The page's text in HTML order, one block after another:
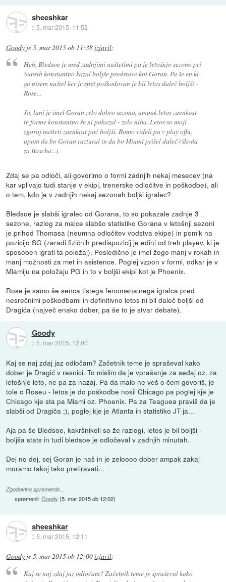
sheeshkar
::5. mar 2015, 11:52
Goody je5. mar 2015 ob 11:38izjavil:
Heh, Bledsoe je med zadnjimi naštetimi pa je letošnjo sezono pri
Sunsih konstantno kazal boljše predstave kot Goran. Pa še en ki
ga nisem naštel ker je spet poškodovan je bil letos daleč boljši -
Rose...
Ja, lani je imel Goran zelo dobro sezono, ampak letos zaenkrat
te forme konstantno še ni pokazal - zelo niha. Letos so moji
zgoraj našteti zaenkrat pač boljši. Bomo videli pa v play offu,
upam da bo Goran raztural in da bo Miami prišel daleč (škoda
za Boscha...).
Zdaj se pa odloči, ali govorimo o formi zadnjih nekaj mesecev (na
kar vplivajo tudi stanje v ekipi, trenerske odločitve in poškodbe), ali
o tem, kdo je v zadnjih nekaj sezonah boljši igralec?
Bledsoe je slabši igralec od Gorana, to so pokazale zadnje 3
sezone, razlog za malce slabšo statistiko Gorana v letošnji sezoni
je prihod Thomasa (neumna odločitev vodstva ekipe) in pomik na
pozicijo SG (zaradi fizičnih predispozicij je edini od treh playev, ki je
sposoben igrati ta položaj). Posledično je imel žogo manj v rokah in
manj možnosti za met in asistence. Poglej vzpon v formi, odkar je v
Miamiju na položaju PG in to v boljši ekipi kot je Phoenix.
Rose je samo še senca tistega fenomenalnega igralca pred
nesrečnimi poškodbami in definitivno letos ni bil daleč boljši od
Dragića (največ enako dober, pa še to je stvar debate).
Goody
:: 5. mar 2015, 12:00
Kaj se naj zdaj jaz odločam? Začetnik teme je spraševal kako
dober je Dragić v resnici. To mislim da je vprašanje za sedaj oz. za
letošnje leto, ne pa za nazaj. Pa da malo ne veš o čem govoriš, je
tole o Roseu - letos je do poškodbe nosil Chicago pa poglej kje je
Chicago kje sta pa Miami oz. Phoenix. Pa za Teaguea praviš da je
slabši od Dragiča ;), poglej kje je Atlanta in statistiko JT-ja...
Aja pa še Bledsoe, kakršnikoli so že razlogi, letos je bil boljši -
boljša stats in tudi bledsoe je odločeval v zadnjih minutah.
Dej no dej, sej Goran je naš in je zeloooo dober ampak zakaj
moramo takoj tako pretiravati...
Zgodovina sprememb…
spremenil:Goody (5. mar 2015 ob 12:02)
sheeshkar
::5. mar 2015, 12:11
Goody je5. mar 2015 ob 12:00izjavil:
Kaj se naj zdaj jaz odločam? Začetnik teme je spraševal kako